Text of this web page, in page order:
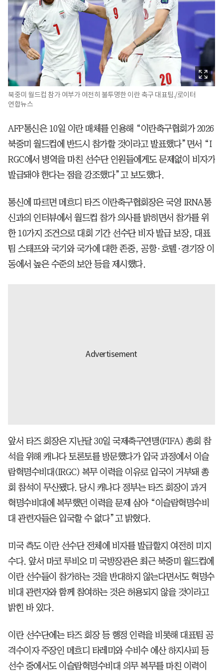
북중미 월드컵 참가 여부가 여전히 불투명한 이란 축구 대표팀./로이터
연합뉴스
AFP통신은 10일 이란 매체를 인용해 “이란축구협회가 2026
북중미 월드컵에 반드시 참가할 것이라고 발표했다”면서 “I
RGC에서 병역을 마친 선수단 인원들에게도 문제없이 비자가
발급돼야 한다는 점을 강조했다”고 보도했다.
통신에 따르면 메흐디 타즈 이란축구협회장은 국영 IRNA통
신과의 인터뷰에서 월드컵 참가 의사를 밝히면서 참가를 위
한 10가지 조건으로 대회 기간 선수단 비자 발급 보장, 대표
팀 스태프와 국기와 국가에 대한 존중, 공항·호텔·경기장 이
동에서 높은 수준의 보안 등을 제시했다.
앞서 타즈 회장은 지난달 30일 국제축구연맹(FIFA) 총회 참
석을 위해 캐나다 토론토를 방문했다가 입국 과정에서 이슬
람혁명수비대(IRGC) 복무 이력을 이유로 입국이 거부돼 총
회 참석이 무산됐다. 당시 캐나다 정부는 타즈 회장이 과거
혁명수비대에 복무했던 이력을 문제 삼아 “이슬람혁명수비
대 관련자들은 입국할 수 없다”고 밝혔다.
미국 측도 이란 선수단 전체에 비자를 발급할지 여전히 미지
수다. 앞서 마코 루비오 미 국방장관은 최근 북중미 월드컵에
이란 선수들이 참가하는 것을 반대하지 않는다면서도 혁명수
비대 관련자와 함께 참여하는 것은 허용되지 않을 것이라고
밝힌 바 있다.
이란 선수단에는 타즈 회장 등 행정 인력을 비롯해 대표팀 공
격수이자 주장인 메흐디 타레미와 수비수 에산 하지사피 등
선수 중에서도 이슬람혁명수비대 의무 복무를 마친 이력이